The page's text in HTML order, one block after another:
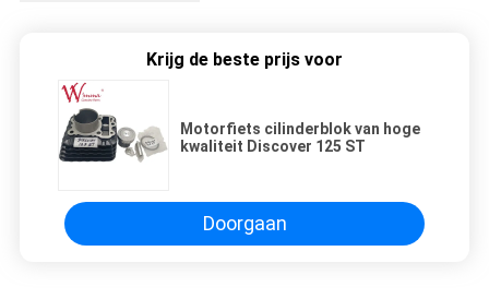
Krijg de beste prijs voor
Motorfiets cilinderblok van hoge
kwaliteit Discover 125 ST
Doorgaan